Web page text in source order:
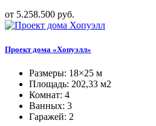
от 5.258.500 руб.
Проект дома «Хопуэлл»
Размеры: 18×25 м
Площадь: 202,33 м2
Комнат: 4
Ванных: 3
Гаражей: 2